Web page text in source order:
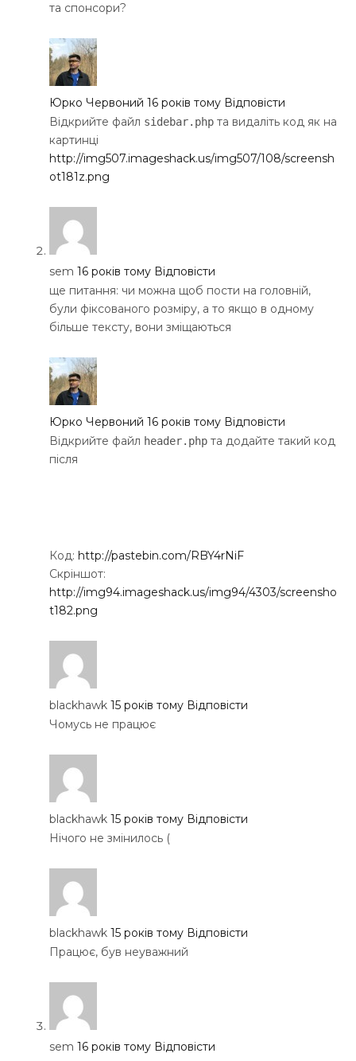
та спонсори?
Юрко Червоний 16 років тому Відповісти
Відкрийте файл sidebar.php та видаліть код як на
картинці
http://img507.imageshack.us/img507/108/screensh
ot181z.png
sem 16 років тому Відповісти
ще питання: чи можна щоб пости на головній,
були фіксованого розміру, а то якщо в одному
більше тексту, вони зміщаються
Юрко Червоний 16 років тому Відповісти
Відкрийте файл header.php та додайте такий код
після
Код: http://pastebin.com/RBY4rNiF
Скріншот:
http://img94.imageshack.us/img94/4303/screensho
t182.png
blackhawk 15 років тому Відповісти
Чомусь не працює
blackhawk 15 років тому Відповісти
Нічого не змінилось (
blackhawk 15 років тому Відповісти
Працює, був неуважний
sem 16 років тому Відповісти